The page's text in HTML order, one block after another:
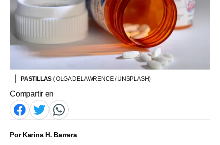
PASTILLAS ( OLGA DELAWRENCE / UNSPLASH)
Compartir en
PorKarina H. Barrera